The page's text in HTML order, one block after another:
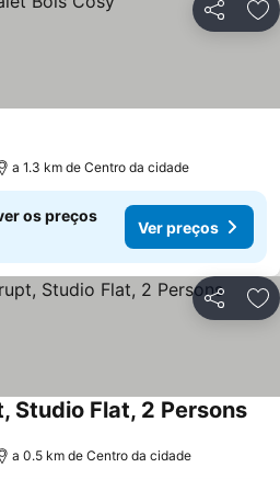
Partilhar
a 1.3 km de Centro da cidade
os preços
Ver preços
Partilhar
Studio Flat, 2 Persons
a 0.5 km de Centro da cidade